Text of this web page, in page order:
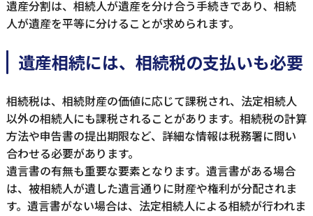
遺産分割は、相続人が遺産を分け合う手続きであり、相続
人が遺産を平等に分けることが求められます。
遺産相続には、相続税の支払いも必要
相続税は、相続財産の価値に応じて課税され、法定相続人
以外の相続人にも課税されることがあります。相続税の計算
方法や申告書の提出期限など、詳細な情報は税務署に問い
合わせる必要があります。
遺言書の有無も重要な要素となります。遺言書がある場合
は、被相続人が遺した遺言通りに財産や権利が分配されま
す。遺言書がない場合は、法定相続人による相続が行われま